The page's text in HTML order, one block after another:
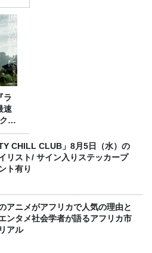
ラ
速
リ
CHILL CLUB」8月5日（水）の
リスト/ サイン入りステッカープ
ト有り
アニメがアフリカで人気の理由と
ンタメ社会学者が語るアフリカ市
アル